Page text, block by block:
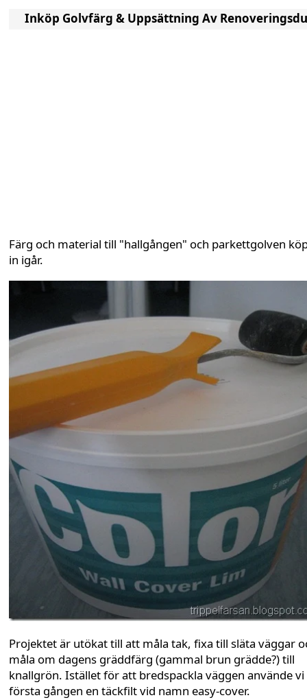
Inköp Golvfärg & Uppsättning Av
Färg och material till "hallgången" och parkettgolven
in igår.
Projektet är utökat till att måla tak, fixa till släta väggar
måla om dagens gräddfärg (gammal brun grädde?) till
knallgrön. Istället för att bredspackla väggen använde
första gången en täckfilt vid namn easy-cover.